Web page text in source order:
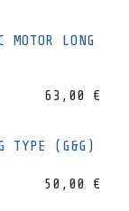
LONG
63,00 €
TYPE (G&G)
50,00 €